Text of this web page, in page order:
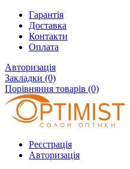
Гарантія
Доставка
Контакти
Оплата
Авторизація
Закладки (0)
Порівняння товарів (0)
Реєстрація
Авторизація